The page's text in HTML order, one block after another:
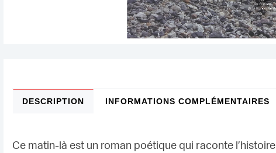
DESCRIPTION INFORMATIONS COMPLÉMENTAIRES
Ce matin-là est un roman poétique qui raconte